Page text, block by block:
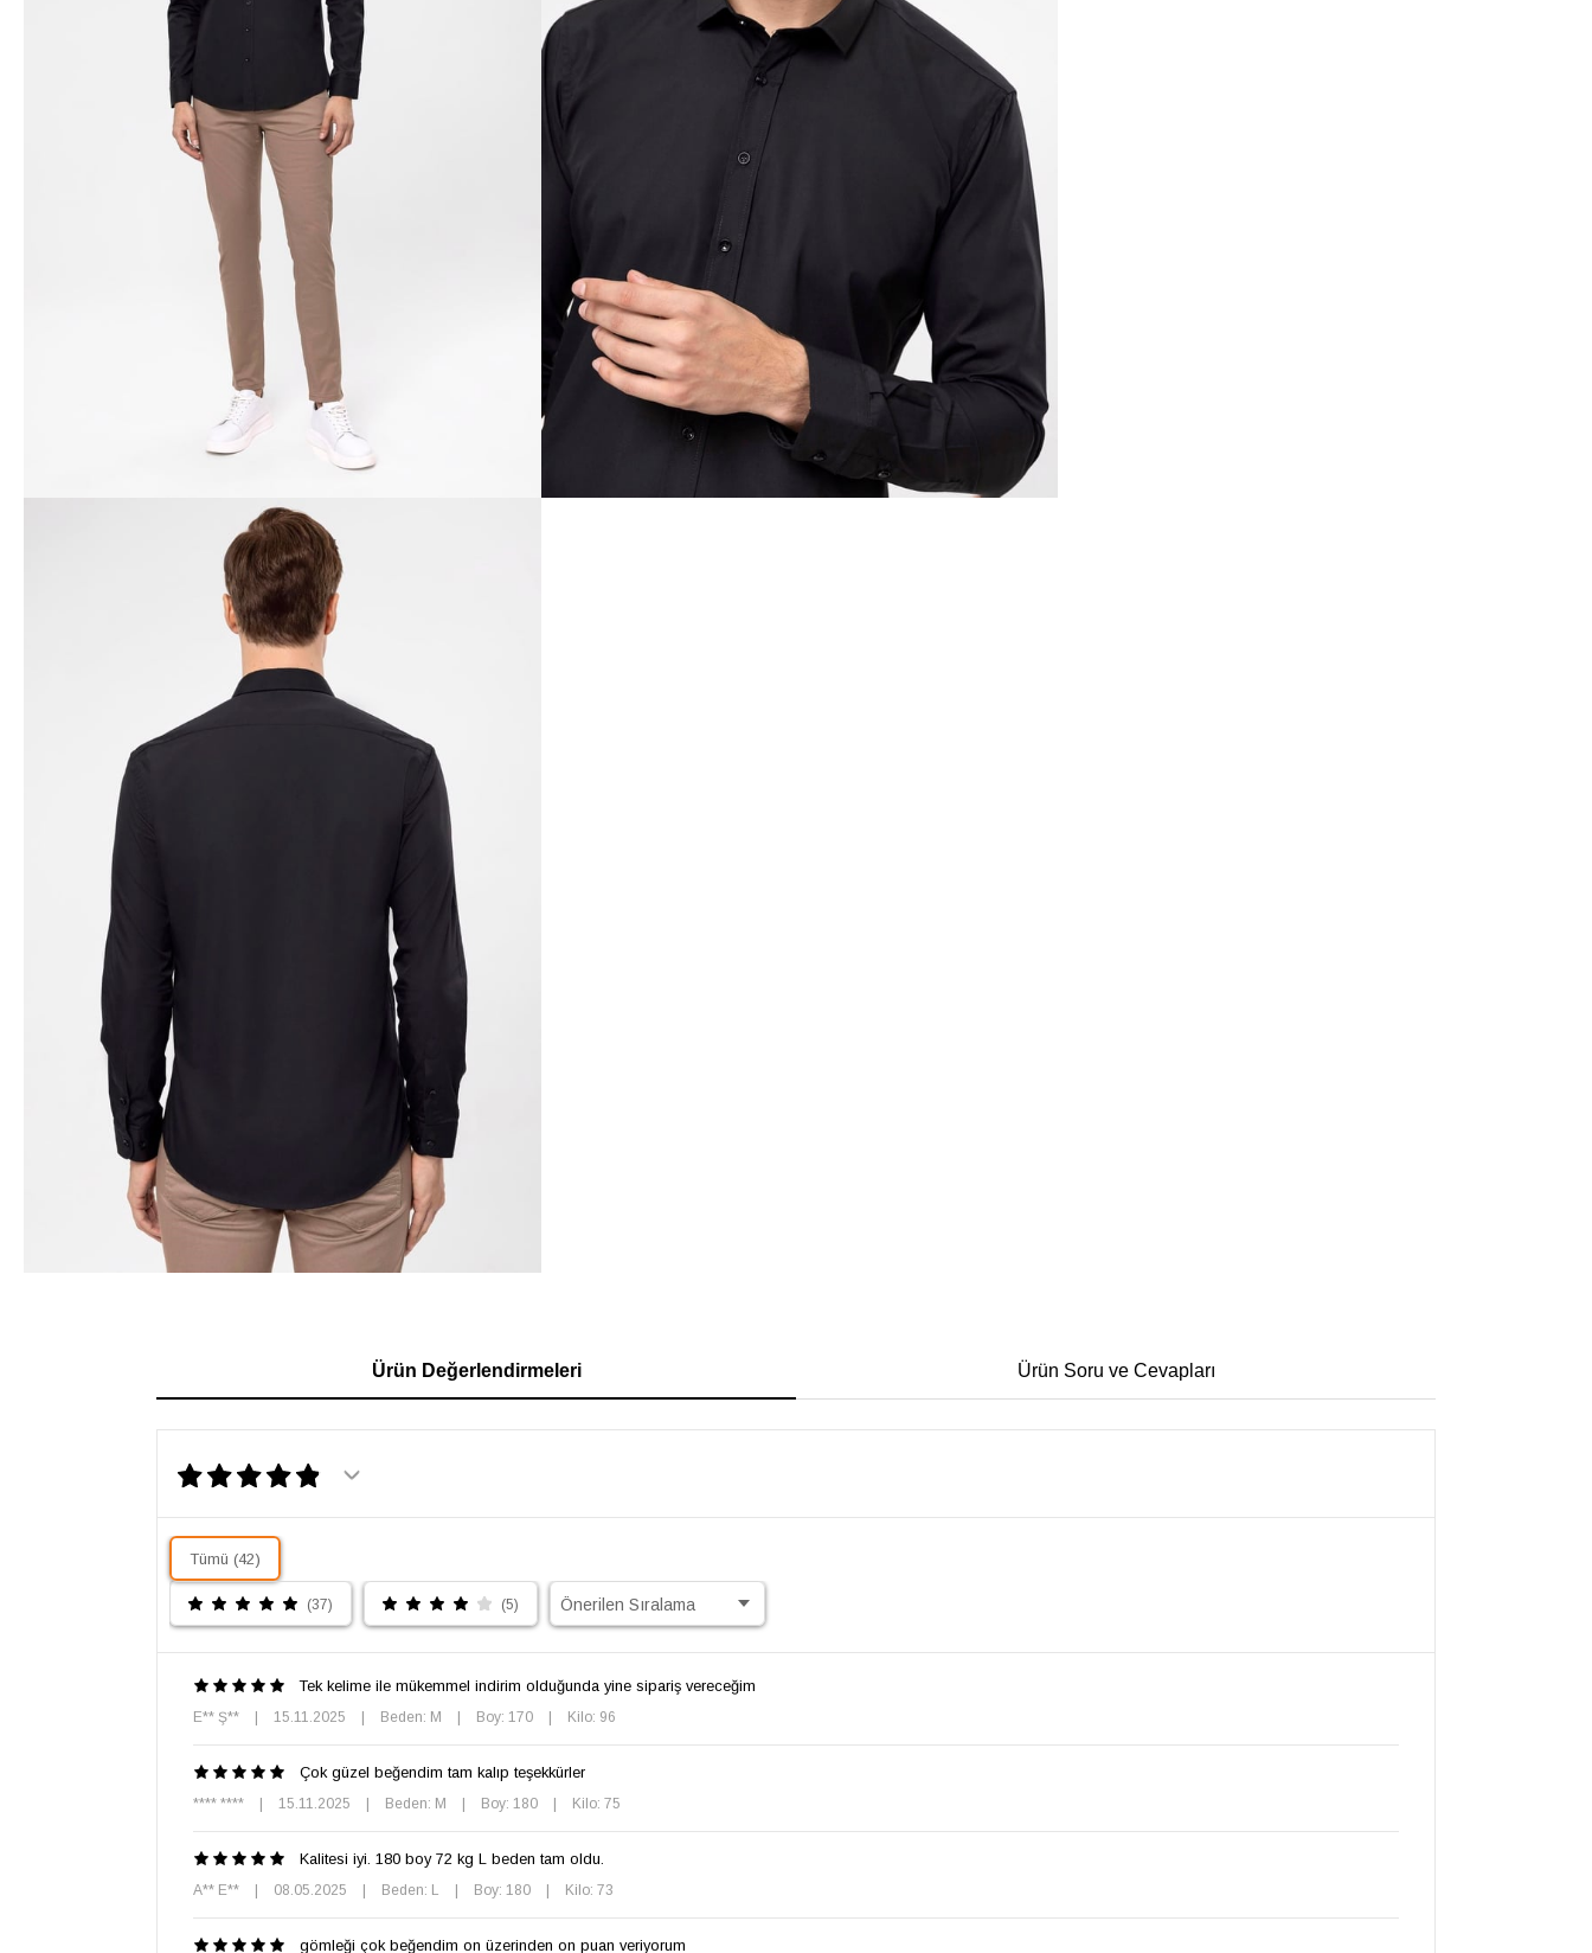
Ürün Değerlendirmeleri Ürün Soru ve Cevapları
Tümü (42)
(37) (5)
Tek kelime ile mükemmel indirim olduğunda yine sipariş vereceğim
E** Ş** 15.11.2025 Beden: M Boy: 170 Kilo: 96
Çok güzel beğendim tam kalıp teşekkürler
**** **** 15.11.2025 Beden: M Boy: 180 Kilo: 75
Kalitesi iyi. 180 boy 72 kg L beden tam oldu.
A** E** 08.05.2025 Beden: L Boy: 180 Kilo: 73
gömleği çok beğendim on üzerinden on puan veriyorum